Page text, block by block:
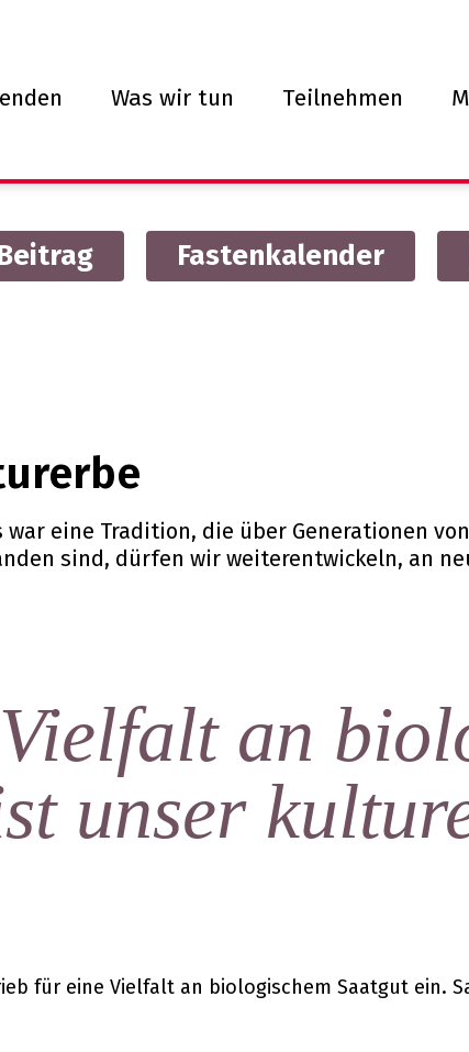
Was wir tun Teilnehmen
Fastenkalender
eine Tradition, die über Generationen
sind, dürfen wir weiterentwickeln, an
an
unser
für eine Vielfalt an biologischem Saatgut ein.